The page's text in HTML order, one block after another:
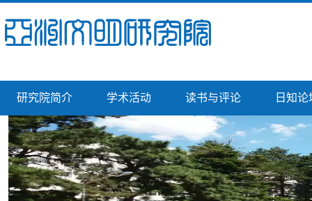
研究院简介 学术活动 读书与评论 日知论